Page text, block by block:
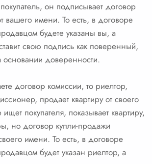
он подписывает договор
вашего имени. То есть, в договоре
будете указаны вы, а
свою подпись как поверенный,
доверенности.
договор комиссии, то риелтор,
продает квартиру от своего
покупателя, показывает квартиру,
но договор купли-продажи
имени. То есть, в договоре
будет указан риелтор, а